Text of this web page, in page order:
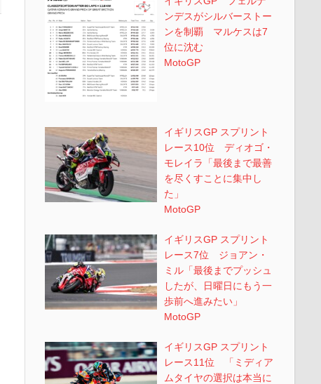
ンデスがシルバーストー
ンを制覇 マルケスは7
位に沈む
MotoGP
イギリスGP スプリント
レース10位 ディオゴ・
モレイラ「最後まで最善
を尽くすことに集中し
た」
MotoGP
イギリスGP スプリント
レース7位 ジョアン・
ミル「最後までプッシュ
したが、日曜日にもう一
歩前へ進みたい」
MotoGP
イギリスGP スプリント
レース11位 「ミディア
ムタイヤの選択は本当に